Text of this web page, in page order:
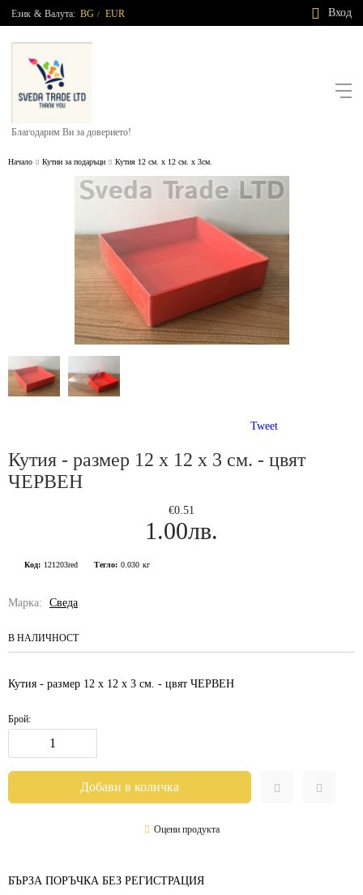
Език & Валута: BG / EUR Вход
Благодарим Ви за доверието!
Начало Кутии за подаръци Кутия 12 см. х 12 см. х 3см.
Tweet
Кутия - размер 12 х 12 х 3 см. - цвят
ЧЕРВЕН
€0.51
1.00лв.
Код: 121203red Тегло: 0.030 кг
Марка: Сведа
В НАЛИЧНОСТ
Кутия - размер 12 х 12 х 3 см. - цвят ЧЕРВЕН
Брой:
Оцени продукта
БЪРЗА ПОРЪЧКА БЕЗ РЕГИСТРАЦИЯ